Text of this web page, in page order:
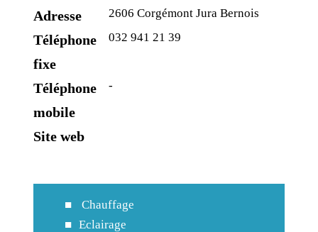
Adresse 2606 Corgémont Jura Bernois
Téléphone
fixe
032 941 21 39
Téléphone
mobile
-
Site web
Chauffage
Eclairage